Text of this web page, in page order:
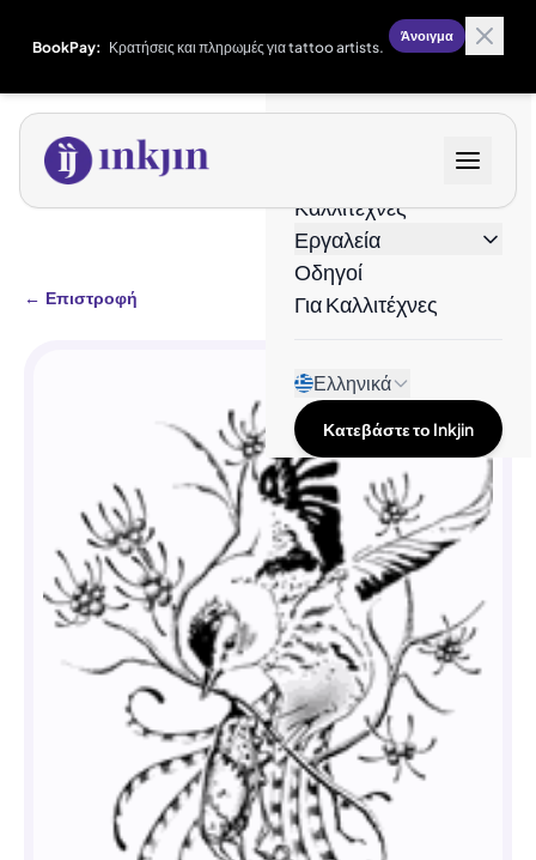
BookPay: Κρατήσεις και πληρωμές για tattoo artists.
Άνοιγμα
Καλλιτέχνες
Εργαλεία
Οδηγοί
Για Καλλιτέχνες
Ελληνικά
Κατεβάστε το Inkjin
← Επιστροφή